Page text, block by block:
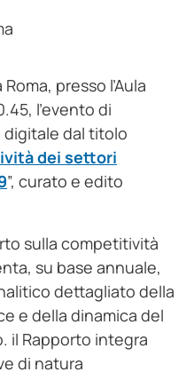
presso l’Aula
l’evento di
dal titolo
dei settori
”, curato e edito
sulla competitività
su base annuale,
dettagliato della
e della dinamica del
il Rapporto integra
di natura